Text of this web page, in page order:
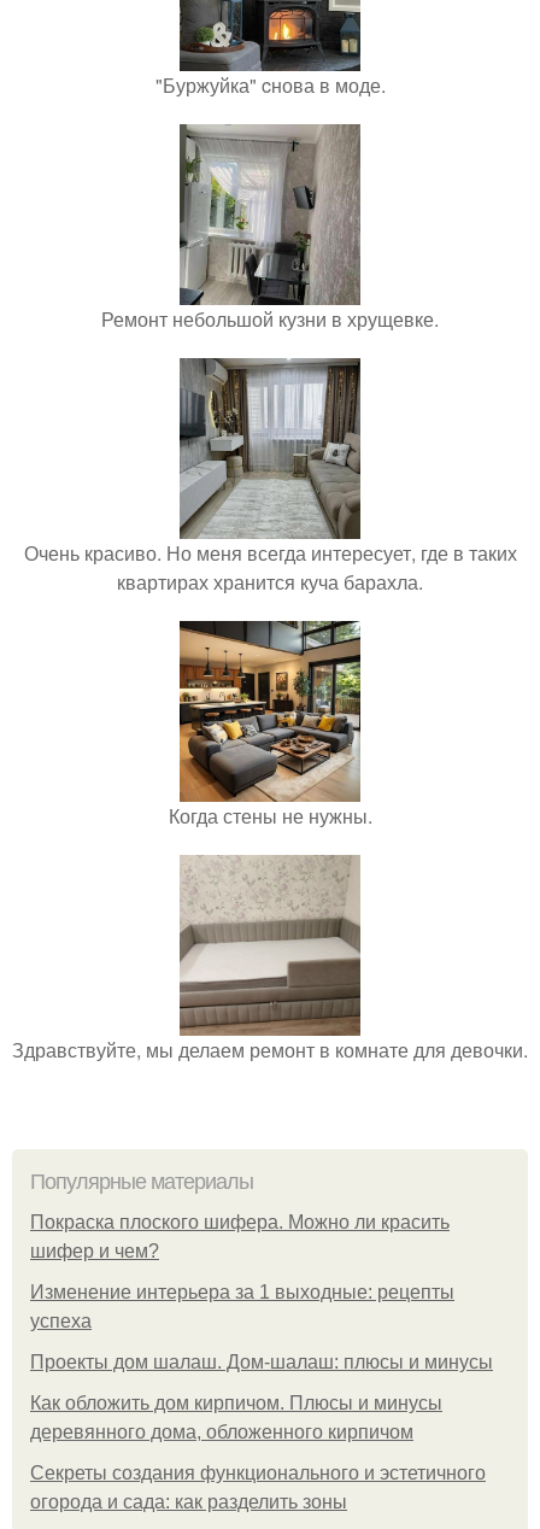
"Буржуйка" cнова в моде.
Ремонт небольшой кузни в хрущевке.
Очень красиво. Но меня всегда интересует, где в таких
квартирах хранится куча барахла.
Когда стены не нужны.
Здравствуйте, мы делаем ремонт в комнате для девочки.
Популярные материалы
Покраска плоского шифера. Можно ли красить
шифер и чем?
Изменение интерьера за 1 выходные: рецепты
успеха
Проекты дом шалаш. Дом-шалаш: плюсы и минусы
Как обложить дом кирпичом. Плюсы и минусы
деревянного дома, обложенного кирпичом
Секреты создания функционального и эстетичного
огорода и сада: как разделить зоны